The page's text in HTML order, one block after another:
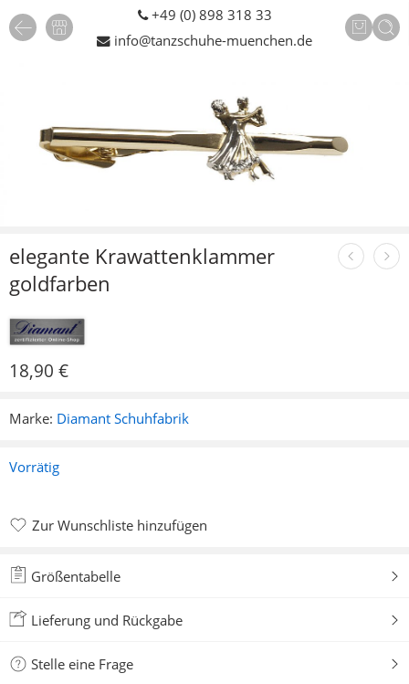
+49 (0) 898 318 33
info@tanzschuhe-muenchen.de
elegante Krawattenklammer
goldfarben
18,90 €
Marke: Diamant Schuhfabrik
Vorrätig
Zur Wunschliste hinzufügen
Größentabelle
Lieferung und Rückgabe
Stelle eine Frage